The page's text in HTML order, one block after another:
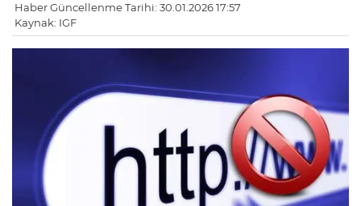
Haber Güncellenme Tarihi: 30.01.2026 17:57
Kaynak: IGF